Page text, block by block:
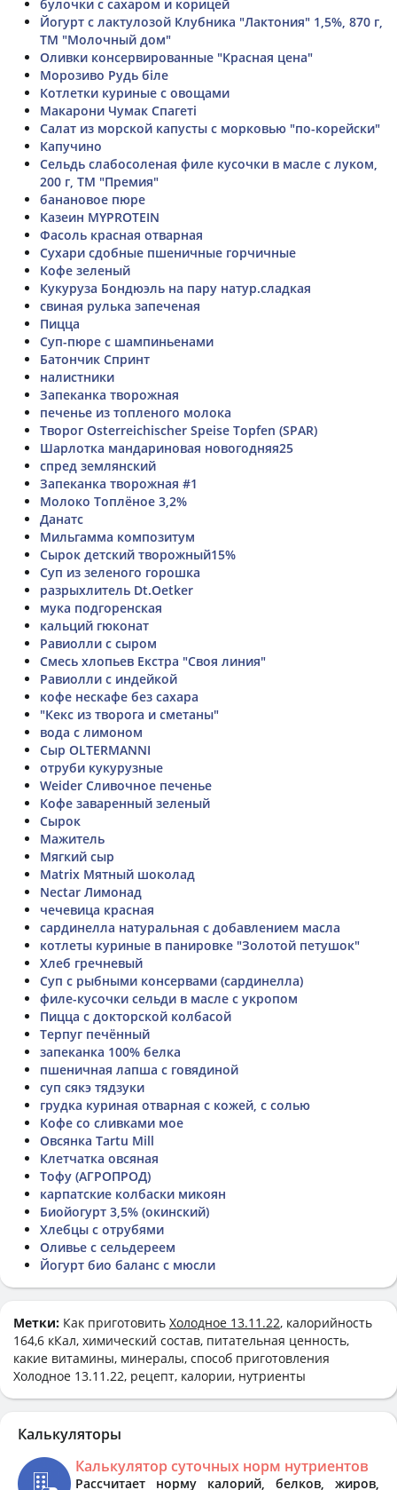
булочки с сахаром и корицей
Йогурт с лактулозой Клубника "Лактония" 1,5%, 870 г,
ТМ "Молочный дом"
Оливки консервированные "Красная цена"
Морозиво Рудь біле
Котлетки куриные с овощами
Макарони Чумак Спагеті
Салат из морской капусты с морковью "по-корейски"
Капучино
Сельдь слабосоленая филе кусочки в масле с луком,
200 г, ТМ "Премия"
банановое пюре
Казеин MYPROTEIN
Фасоль красная отварная
Сухари сдобные пшеничные горчичные
Кофе зеленый
Кукуруза Бондюэль на пару натур.сладкая
свиная рулька запеченая
Пицца
Суп-пюре с шампиньенами
Батончик Спринт
налистники
Запеканка творожная
печенье из топленого молока
Творог Osterreichischer Speise Topfen (SPAR)
Шарлотка мандариновая новогодняя25
спред землянский
Запеканка творожная #1
Молоко Топлёное 3,2%
Данатс
Мильгамма композитум
Сырок детский творожный15%
Суп из зеленого горошка
разрыхлитель Dt.Oetker
мука подгоренская
кальций гюконат
Равиолли с сыром
Смесь хлопьев Екстра "Своя линия"
Равиолли с индейкой
кофе нескафе без сахара
"Кекс из творога и сметаны"
вода с лимоном
Сыр OLTERMANNI
отруби кукурузные
Weider Сливочное печенье
Кофе заваренный зеленый
Сырок
Мажитель
Мягкий сыр
Matrix Мятный шоколад
Nectar Лимонад
чечевица красная
сардинелла натуральная с добавлением масла
котлеты куриные в панировке "Золотой петушок"
Хлеб гречневый
Суп с рыбными консервами (сардинелла)
филе-кусочки сельди в масле с укропом
Пицца с докторской колбасой
Терпуг печённый
запеканка 100% белка
пшеничная лапша с говядиной
суп сякэ тядзуки
грудка куриная отварная с кожей, с солью
Кофе со сливками мое
Овсянка Tartu Mill
Клетчатка овсяная
Тофу (АГРОПРОД)
карпатские колбаски микоян
Биойогурт 3,5% (окинский)
Хлебцы с отрубями
Оливье с сельдереем
Йогурт био баланс с мюсли
Метки: Как приготовить Холодное 13.11.22, калорийность
164,6 кКал, химический состав, питательная ценность,
какие витамины, минералы, способ приготовления
Холодное 13.11.22, рецепт, калории, нутриенты
Калькуляторы
Калькулятор суточных норм нутриентов
Рассчитает норму калорий, белков, жиров,